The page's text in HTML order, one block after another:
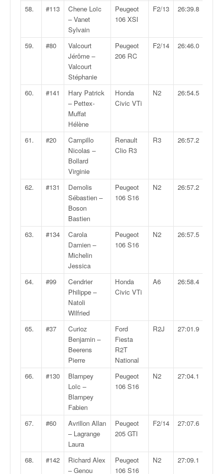
58. #113
Chene Loïc
– Vanet
Sylvain
Peugeot
106 XSI
F2/13 26:39.8
59. #80
Valcourt
Jérôme –
Valcourt
Stéphanie
Peugeot
206 RC
F2/14 26:46.0
60. #141
Hary Patrick
– Pettex-
Muffat
Hélène
Honda
Civic VTi
N2 26:54.5
61. #20
Campillo
Nicolas –
Bollard
Virginie
Renault
Clio R3
R3 26:57.2
62. #131
Demolis
Sébastien –
Boson
Bastien
Peugeot
106 S16
N2 26:57.2
63. #134
Carola
Damien –
Michelin
Jessica
Peugeot
106 S16
N2 26:57.5
64. #99
Cendrier
Philippe –
Natoli
Wilfried
Honda
Civic VTi
A6 26:58.4
65. #37
Curioz
Benjamin –
Beerens
Pierre
Ford
Fiesta
R2T
National
R2J 27:01.9
66. #130
Blampey
Loïc –
Blampey
Fabien
Peugeot
106 S16
N2 27:04.1
67. #60
Avrillon Allan
– Lagrange
Laura
Peugeot
205 GTI
F2/14 27:07.6
68. #142
Richard Alex
– Genou
Peugeot
106 S16
N2 27:09.1